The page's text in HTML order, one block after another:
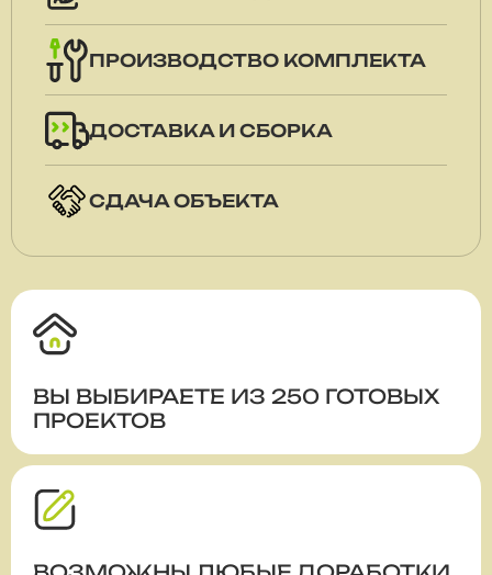
ВЫ ВЫБИРАЕТЕ ИЗ 250 ГОТОВЫХ
ПРОЕКТОВ
ПРОИЗВОДСТВО КОМПЛЕКТА
ДОСТАВКА И СБОРКА
СДАЧА ОБЪЕКТА